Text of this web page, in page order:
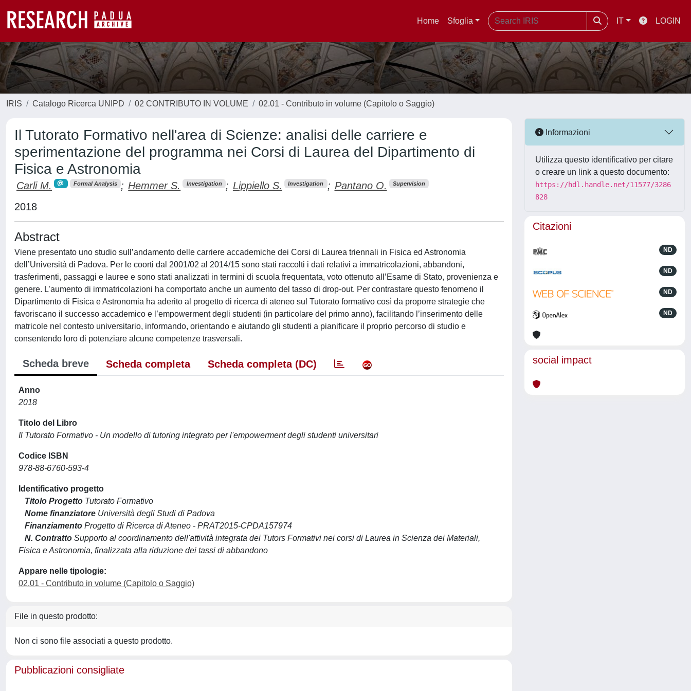
Home Sfoglia IT LOGIN
IRIS Catalogo Ricerca UNIPD 02 CONTRIBUTO IN VOLUME 02.01 - Contributo in volume (Capitolo o Saggio)
Il Tutorato Formativo nell'area di Scienze: analisi delle carriere e
sperimentazione del programma nei Corsi di Laurea del Dipartimento di
Fisica e Astronomia
Carli M. Formal Analysis ; Hemmer S. Investigation ; Lippiello S. Investigation ; Pantano O. Supervision
2018
Abstract
Viene presentato uno studio sull’andamento delle carriere accademiche dei Corsi di Laurea triennali in Fisica ed Astronomia
dell’Università di Padova. Per le coorti dal 2001/02 al 2014/15 sono stati raccolti i dati relativi a immatricolazioni, abbandoni,
trasferimenti, passaggi e lauree e sono stati analizzati in termini di scuola frequentata, voto ottenuto all’Esame di Stato, provenienza e
genere. L’aumento di immatricolazioni ha comportato anche un aumento del tasso di drop-out. Per contrastare questo fenomeno il
Dipartimento di Fisica e Astronomia ha aderito al progetto di ricerca di ateneo sul Tutorato formativo così da proporre strategie che
favoriscano il successo accademico e l’empowerment degli studenti (in particolare del primo anno), facilitando l’inserimento delle
matricole nel contesto universitario, informando, orientando e aiutando gli studenti a pianificare il proprio percorso di studio e
consentendo loro di potenziare alcune competenze trasversali.
Scheda breve Scheda completa Scheda completa (DC)
Anno
2018
Titolo del Libro
Il Tutorato Formativo - Un modello di tutoring integrato per l'empowerment degli studenti universitari
Codice ISBN
978-88-6760-593-4
Identificativo progetto
Titolo Progetto Tutorato Formativo
Nome finanziatore Università degli Studi di Padova
Finanziamento Progetto di Ricerca di Ateneo - PRAT2015-CPDA157974
N. Contratto Supporto al coordinamento dell'attività integrata dei Tutors Formativi nei corsi di Laurea in Scienza dei Materiali,
Fisica e Astronomia, finalizzata alla riduzione dei tassi di abbandono
Appare nelle tipologie:
02.01 - Contributo in volume (Capitolo o Saggio)
File in questo prodotto:
Non ci sono file associati a questo prodotto.
Pubblicazioni consigliate
Informazioni
Utilizza questo identificativo per citare
o creare un link a questo documento:
https://hdl.handle.net/11577/3286
828
Citazioni
ND
ND
ND
ND
social impact